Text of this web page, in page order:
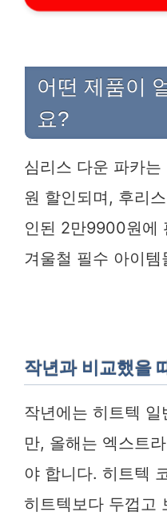
어떤 제품이
요?
심리스 다운 파카는
원 할인되며, 후리
인된 2만9900원에
겨울철 필수 아이
작년과 비교했을
작년에는 히트텍
만, 올해는 엑스트
야 합니다. 히트텍
히트텍보다 두껍고